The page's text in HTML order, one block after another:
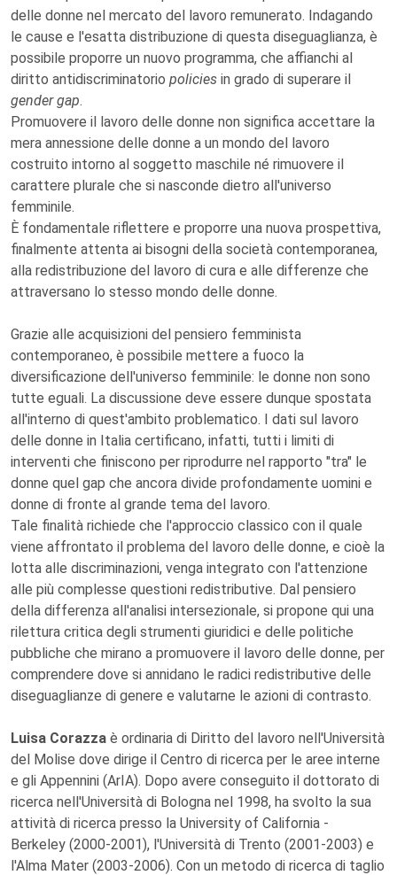
delle donne nel mercato del lavoro remunerato. Indagando
le cause e l'esatta distribuzione di questa diseguaglianza, è
possibile proporre un nuovo programma, che affianchi al
diritto antidiscriminatorio policies in grado di superare il
gender gap.
Promuovere il lavoro delle donne non significa accettare la
mera annessione delle donne a un mondo del lavoro
costruito intorno al soggetto maschile né rimuovere il
carattere plurale che si nasconde dietro all'universo
femminile.
È fondamentale riflettere e proporre una nuova prospettiva,
finalmente attenta ai bisogni della società contemporanea,
alla redistribuzione del lavoro di cura e alle differenze che
attraversano lo stesso mondo delle donne.
Grazie alle acquisizioni del pensiero femminista
contemporaneo, è possibile mettere a fuoco la
diversificazione dell'universo femminile: le donne non sono
tutte eguali. La discussione deve essere dunque spostata
all'interno di quest'ambito problematico. I dati sul lavoro
delle donne in Italia certificano, infatti, tutti i limiti di
interventi che finiscono per riprodurre nel rapporto "tra" le
donne quel gap che ancora divide profondamente uomini e
donne di fronte al grande tema del lavoro.
Tale finalità richiede che l'approccio classico con il quale
viene affrontato il problema del lavoro delle donne, e cioè la
lotta alle discriminazioni, venga integrato con l'attenzione
alle più complesse questioni redistributive. Dal pensiero
della differenza all'analisi intersezionale, si propone qui una
rilettura critica degli strumenti giuridici e delle politiche
pubbliche che mirano a promuovere il lavoro delle donne, per
comprendere dove si annidano le radici redistributive delle
diseguaglianze di genere e valutarne le azioni di contrasto.
Luisa Corazza è ordinaria di Diritto del lavoro nell'Università
del Molise dove dirige il Centro di ricerca per le aree interne
e gli Appennini (ArIA). Dopo avere conseguito il dottorato di
ricerca nell'Università di Bologna nel 1998, ha svolto la sua
attività di ricerca presso la University of California -
Berkeley (2000-2001), l'Università di Trento (2001-2003) e
l'Alma Mater (2003-2006). Con un metodo di ricerca di taglio